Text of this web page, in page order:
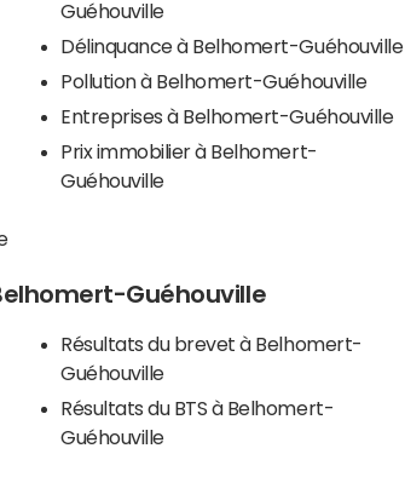
Guéhouville
Délinquance à Belhomert-Guéhouville
Pollution à Belhomert-Guéhouville
Entreprises à Belhomert-Guéhouville
Prix immobilier à Belhomert-
Guéhouville
Guéhouville
Résultats du brevet à Belhomert-
Guéhouville
Résultats du BTS à Belhomert-
Guéhouville